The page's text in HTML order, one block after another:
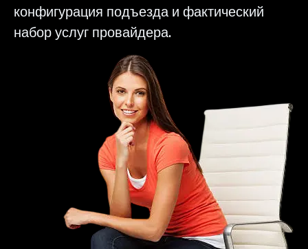
конфигурация подъезда и фактический
набор услуг провайдера.